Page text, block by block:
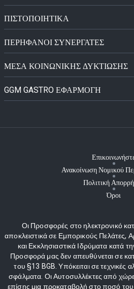
ΠΙΣΤΟΠΟΙΗΤΙΚΆ
ΠΕΡΉΦΑΝΟΙ ΣΥΝΕΡΓΆΤΕΣ
ΜΈΣΑ ΚΟΙΝΩΝΙΚΉΣ ΔΥΚΤΊΩΣΗΣ
GGM GASTRO ΕΦΑΡΜΟΓΉ
Ανακοίνωση Νομικού
Πολιτική
Όροι
Οι Προσφορές στο ηλεκτρονικό
αποκλειστικά σε Εμπορικούς Πελάτες,
και Εκκλησιαστικά Ιδρύματα κατά
Προσφορά μας δεν απευθύνεται σε
του §13 BGB. Υπόκειται σε τεχνικές
σφάλματα. Οι Αυτοσυλλέκτες από
επίσης μια προκαταβολή στο ποσό